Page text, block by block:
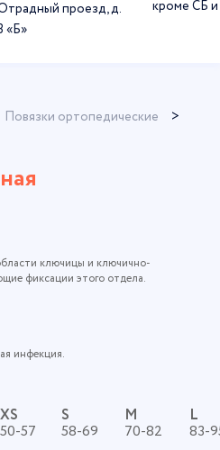
проезд, д.
«Б»
кроме СБ
Повязки ортопедические
ключицы и ключично-
фиксации этого отдела.
инфекция.
XS S M L
50-57 58-69 70-82 83-